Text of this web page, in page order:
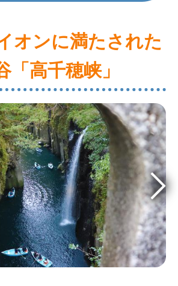
オンに満たされた
「高千穂峡」